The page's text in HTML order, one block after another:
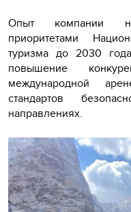
Опыт компании
приоритетами
туризма до 2030
повышение
международной
стандартов
направлениях.